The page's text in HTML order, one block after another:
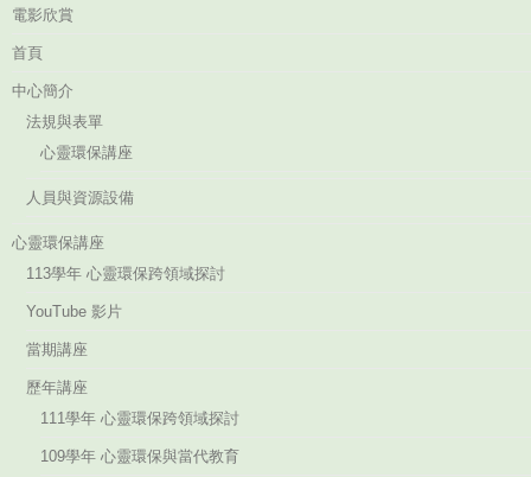
電影欣賞
首頁
中心簡介
法規與表單
心靈環保講座
人員與資源設備
心靈環保講座
113學年 心靈環保跨領域探討
YouTube 影片
當期講座
歷年講座
111學年 心靈環保跨領域探討
109學年 心靈環保與當代教育